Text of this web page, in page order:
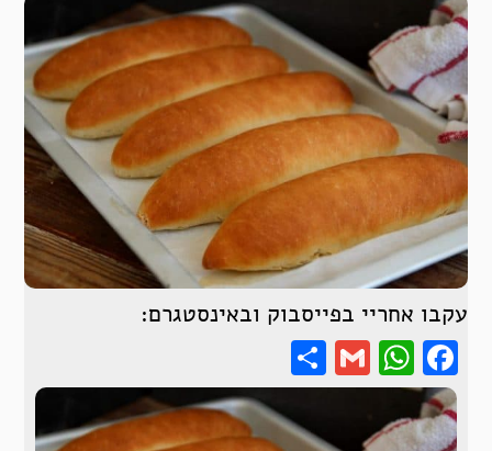
עקבו אחריי בפייסבוק ובאינסטגרם:
Facebook
WhatsApp
Gmail